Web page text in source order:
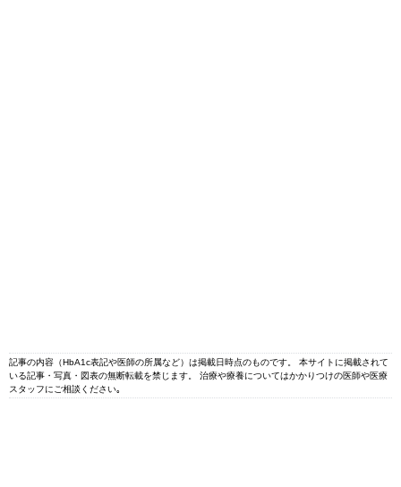
記事の内容（HbA1c表記や医師の所属など）は掲載日時点のものです。 本サイトに掲載されて
いる記事・写真・図表の無断転載を禁じます。 治療や療養についてはかかりつけの医師や医療
スタッフにご相談ください｡